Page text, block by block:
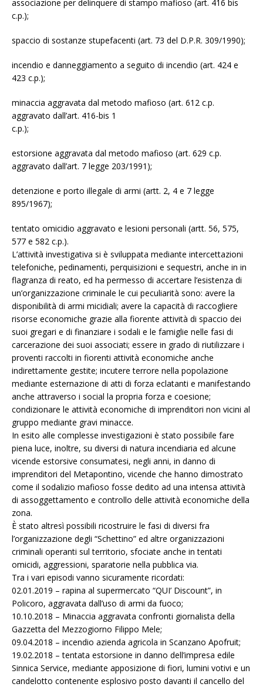
associazione per delinquere di stampo mafioso (art. 416 bis
c.p.);
spaccio di sostanze stupefacenti (art. 73 del D.P.R. 309/1990);
incendio e danneggiamento a seguito di incendio (art. 424 e
423 c.p.);
minaccia aggravata dal metodo mafioso (art. 612 c.p.
aggravato dall’art. 416-bis 1
c.p.);
estorsione aggravata dal metodo mafioso (art. 629 c.p.
aggravato dall’art. 7 legge 203/1991);
detenzione e porto illegale di armi (artt. 2, 4 e 7 legge
895/1967);
tentato omicidio aggravato e lesioni personali (artt. 56, 575,
577 e 582 c.p.).
L’attività investigativa si è sviluppata mediante intercettazioni
telefoniche, pedinamenti, perquisizioni e sequestri, anche in in
flagranza di reato, ed ha permesso di accertare l’esistenza di
un’organizzazione criminale le cui peculiarità sono: avere la
disponibilità di armi micidiali; avere la capacità di raccogliere
risorse economiche grazie alla fiorente attività di spaccio dei
suoi gregari e di finanziare i sodali e le famiglie nelle fasi di
carcerazione dei suoi associati; essere in grado di riutilizzare i
proventi raccolti in fiorenti attività economiche anche
indirettamente gestite; incutere terrore nella popolazione
mediante esternazione di atti di forza eclatanti e manifestando
anche attraverso i social la propria forza e coesione;
condizionare le attività economiche di imprenditori non vicini al
gruppo mediante gravi minacce.
In esito alle complesse investigazioni è stato possibile fare
piena luce, inoltre, su diversi di natura incendiaria ed alcune
vicende estorsive consumatesi, negli anni, in danno di
imprenditori del Metapontino, vicende che hanno dimostrato
come il sodalizio mafioso fosse dedito ad una intensa attività
di assoggettamento e controllo delle attività economiche della
zona.
È stato altresì possibili ricostruire le fasi di diversi fra
l’organizzazione degli “Schettino” ed altre organizzazioni
criminali operanti sul territorio, sfociate anche in tentati
omicidi, aggressioni, sparatorie nella pubblica via.
Tra i vari episodi vanno sicuramente ricordati:
02.01.2019 – rapina al supermercato “QUI’ Discount”, in
Policoro, aggravata dall’uso di armi da fuoco;
10.10.2018 – Minaccia aggravata confronti giornalista della
Gazzetta del Mezzogiorno Filippo Mele;
09.04.2018 – incendio azienda agricola in Scanzano Apofruit;
19.02.2018 – tentata estorsione in danno dell’impresa edile
Sinnica Service, mediante apposizione di fiori, lumini votivi e un
candelotto contenente esplosivo posto davanti il cancello del